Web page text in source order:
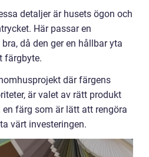
detaljer är husets ögon och
Här passar en
då den ger en hållbar yta
färgbyte.
där färgens
är valet av rätt produkt
färg som är lätt att rengöra
värt investeringen.